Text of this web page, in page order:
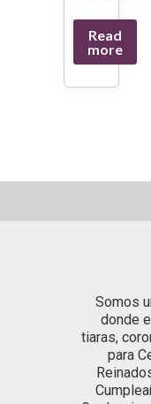
Read
more
Somos
donde
tiaras,
para